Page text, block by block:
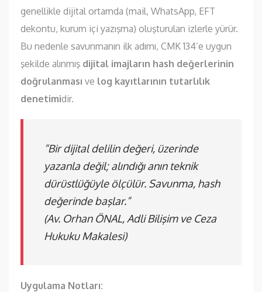
genellikle dijital ortamda (mail, WhatsApp, EFT
dekontu, kurum içi yazışma) oluşturulan izlerle yürür.
Bu nedenle savunmanın ilk adımı, CMK 134’e uygun
şekilde alınmış dijital imajların hash değerlerinin
doğrulanması ve log kayıtlarının tutarlılık
denetimidir.
“Bir dijital delilin değeri, üzerinde
yazanla değil; alındığı anın teknik
dürüstlüğüyle ölçülür. Savunma, hash
değerinde başlar.”
(Av. Orhan ÖNAL, Adli Bilişim ve Ceza
Hukuku Makalesi)
Uygulama Notları: